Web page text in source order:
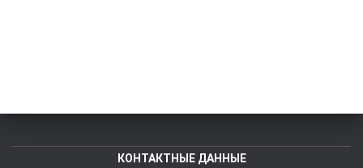
КОНТАКТНЫЕ ДАННЫЕ